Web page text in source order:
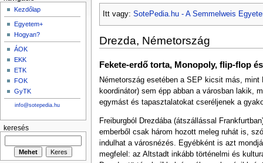
Itt vagy: SotePedia.hu - A Semmelweis
Drezda, Németország
Fekete-erdő torta, Monopoly, flip-flop
Németország esetében a SEP kicsit más,
koordinátor) sem épp abban a városban lakik,
egymást és tapasztalatokat cseréljenek a
Freiburgból Drezdába (átszállással
emberből csak három hozott meleg ruhát is,
indulhat a városnézés. Egyébként is azt
megfelel: az Altstadt inkább történelmi és
Kezdőlap
Egyetem+
Hogyan?
ÁOK
EKK
ETK
FOK
GyTK
info@sotepedia.hu
keresés